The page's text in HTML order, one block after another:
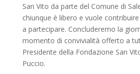
San Vito da parte del Comune di
chiunque è libero e vuole
a partecipare. Concluderemo la
momento di convivialità offerto a
Presidente della Fondazione San
Puccio.